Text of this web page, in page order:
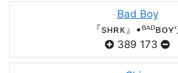
Bad Boy
『sʜʀᴋ』•ᴮᴬᴰʙᴏʏ
389 173